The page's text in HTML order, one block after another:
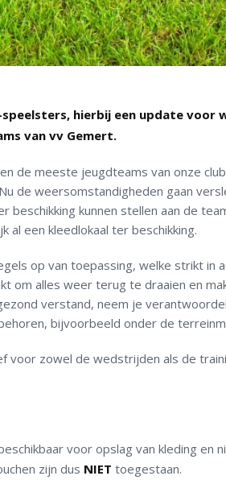
speelsters, hierbij een update
van vv Gemert.
de meeste jeugdteams van onze
de weersomstandigheden gaan
beschikking kunnen stellen aan de
al een kleedlokaal ter beschikking.
op van toepassing, welke strikt in
om alles weer terug te draaien en
verstand, neem je
bijvoorbeeld onder de
voor zowel de wedstrijden als de
voor opslag van kleding en
zijn dus NIET toegestaan.